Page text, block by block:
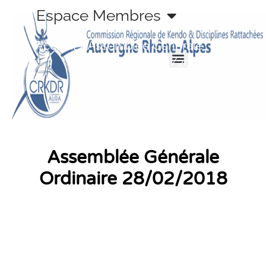
contenu
Espace Membres
Accueil» Assemblée Générale
Ordinaire 28/02/2018
Assemblée Générale
Ordinaire 28/02/2018